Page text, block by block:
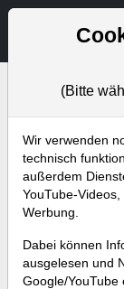
(Bitte
Wir verwenden
technisch
außerdem
YouTube-
Werbung.
Dabei können
ausgelesen und
Google/